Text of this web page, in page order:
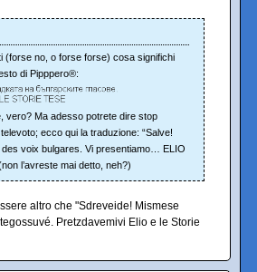
(forse no, o forse forse) cosa significhi
di Pipppero®:
vero? Ma adesso potrete dire stop
ecco qui la traduzione: “Salve!
voix bulgares. Vi presentiamo… ELIO
l’avreste mai detto, neh?)
altro che "Sdreveide! Mismese
Pretzdavemivi Elio e le Storie